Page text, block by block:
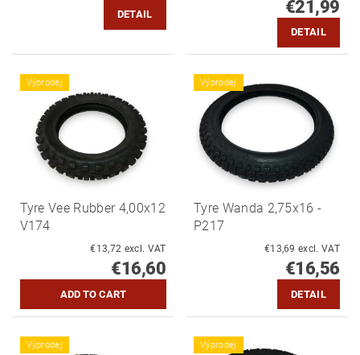
DETAIL €21,99
DETAIL
Výprodej
Tyre Vee Rubber 4,00x12
V174
€13,72 excl. VAT
€16,60
Výprodej
Tyre Wanda 2,75x16 -
P217
€13,69 excl. VAT
€16,56
DETAIL
Výprodej Výprodej